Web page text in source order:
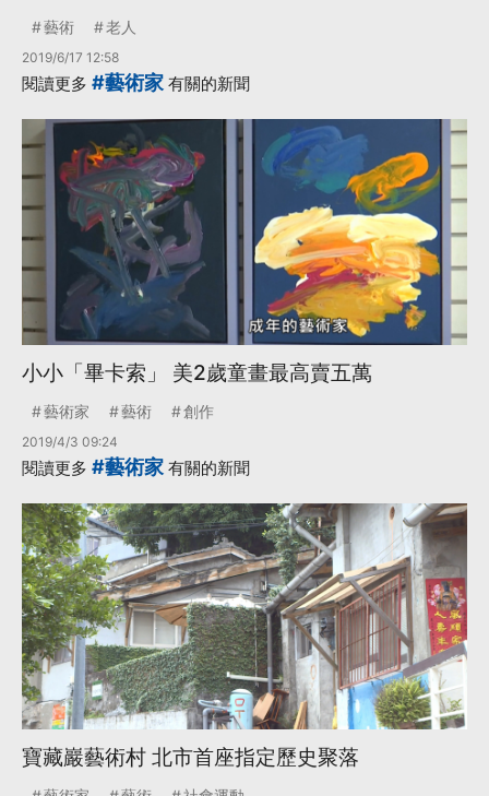
藝術 老人
2019/6/17 12:58
閱讀更多 #藝術家 有關的新聞
小小「畢卡索」 美2歲童畫最高賣五萬
藝術家 藝術 創作
2019/4/3 09:24
閱讀更多 #藝術家 有關的新聞
寶藏巖藝術村 北市首座指定歷史聚落